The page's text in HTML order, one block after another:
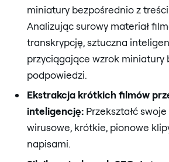
miniatury bezpośrednio z
Analizując surowy materiał
transkrypcję, sztuczna
przyciągające wzrok miniatury
podpowiedzi.
Ekstrakcja krótkich filmów
inteligencję: Przekształć
wirusowe, krótkie, pionowe
napisami.